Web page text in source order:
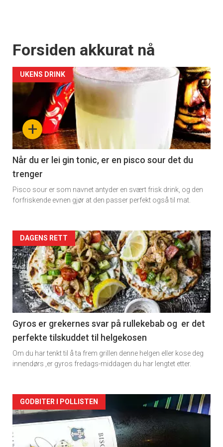
Forsiden akkurat nå
+
UKENS DRINK
Når du er lei gin tonic, er en pisco sour det du
trenger
Pisco sour er som navnet antyder en svært frisk drink, og den
forfriskende evnen gjør at den passer perfekt også til mat.
Forsiden
akkurat
nå
-
2
DAGENS RETT
Gyros er grekernes svar på rullekebab og er det
perfekte tilskuddet til helgekosen
Om du har tenkt til å ta frem grillen denne helgen eller kose deg
innendørs ,er gyros fredags-middagen du har lengtet etter.
Forsiden
akkurat
GODBITER I POLLISTEN